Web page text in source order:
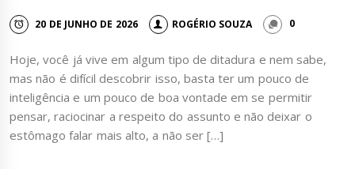
20 DE JUNHO DE 2026 ROGÉRIO SOUZA 0
Hoje, você já vive em algum tipo de ditadura e nem sabe,
mas não é difícil descobrir isso, basta ter um pouco de
inteligência e um pouco de boa vontade em se permitir
pensar, raciocinar a respeito do assunto e não deixar o
estômago falar mais alto, a não ser […]